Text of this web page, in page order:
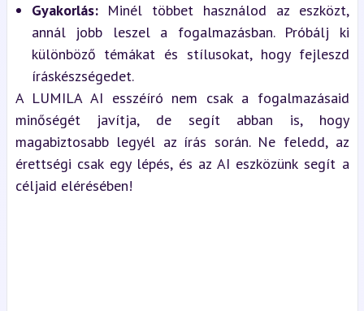
Gyakorlás: Minél többet használod az eszközt,
annál jobb leszel a fogalmazásban. Próbálj ki
különböző témákat és stílusokat, hogy fejleszd
íráskészségedet.
A LUMILA AI esszéíró nem csak a fogalmazásaid
minőségét javítja, de segít abban is, hogy
magabiztosabb legyél az írás során. Ne feledd, az
érettségi csak egy lépés, és az AI eszközünk segít a
céljaid elérésében!